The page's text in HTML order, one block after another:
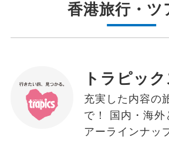
香港旅行・ツ
トラピック
充実した内容の
で！ 国内・海外
アーラインナッ